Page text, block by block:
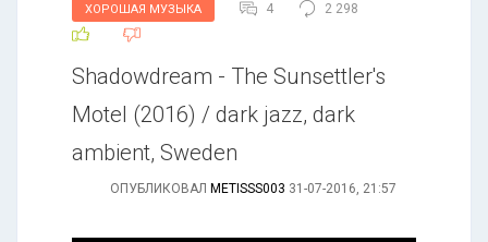
ХОРОШАЯ МУЗЫКА 4 2 298
Shadowdream - The Sunsettler's
Motel (2016) / dark jazz, dark
ambient, Sweden
ОПУБЛИКОВАЛ METISSS003 31-07-2016, 21:57